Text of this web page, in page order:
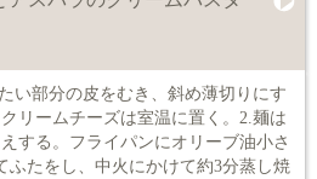
い部分の皮をむき、斜め薄切りにす
リームチーズは室温に置く。2.麺は
する。フライパンにオリーブ油小さ
ふたをし、中火にかけて約3分蒸し焼